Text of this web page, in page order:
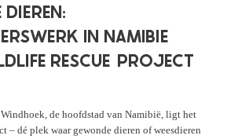
IN NAMIBIE
RESCUE PROJECT
de hoofdstad van Namibië, ligt het
– dé plek waar gewonde dieren of weesdieren